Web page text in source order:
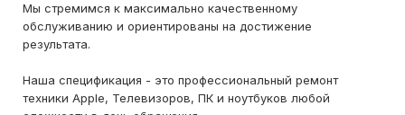
Мы стремимся к максимально качественному
обслуживанию и ориентированы на достижение
результата.
Наша спецификация - это профессиональный ремонт
техники Apple, Телевизоров, ПК и ноутбуков любой